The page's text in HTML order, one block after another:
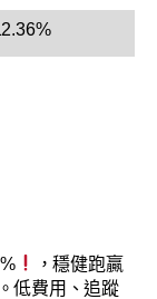
，穩健跑贏
低費用、追蹤